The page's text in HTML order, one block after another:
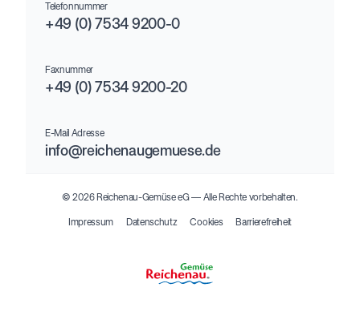
Telefonnummer
+49 (0) 7534 9200-0
Faxnummer
+49 (0) 7534 9200-20
E-Mail Adresse
info@reichenaugemuese.de
© 2026 Reichenau-Gemüse eG –– Alle Rechte vorbehalten.
Impressum Datenschutz Cookies Barrierefreiheit